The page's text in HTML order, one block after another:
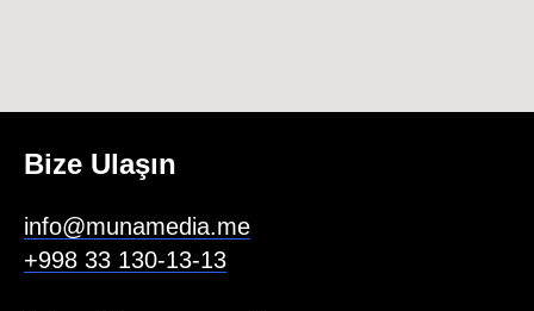
Bize Ulaşın
info@munamedia.me
+998 33 130-13-13